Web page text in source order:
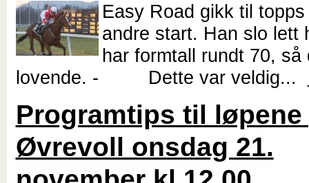
Easy Road gikk til
andre start. Han slo lett
har formtall rundt 70, så
lovende. - Dette var veldig...
Programtips til løpene
Øvrevoll onsdag 21.